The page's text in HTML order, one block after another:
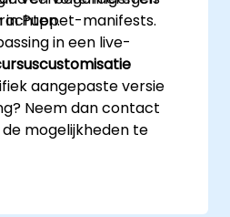
Puppet-manifests.
in een live-
aangepaste versie
Neem dan contact
mogelijkheden te